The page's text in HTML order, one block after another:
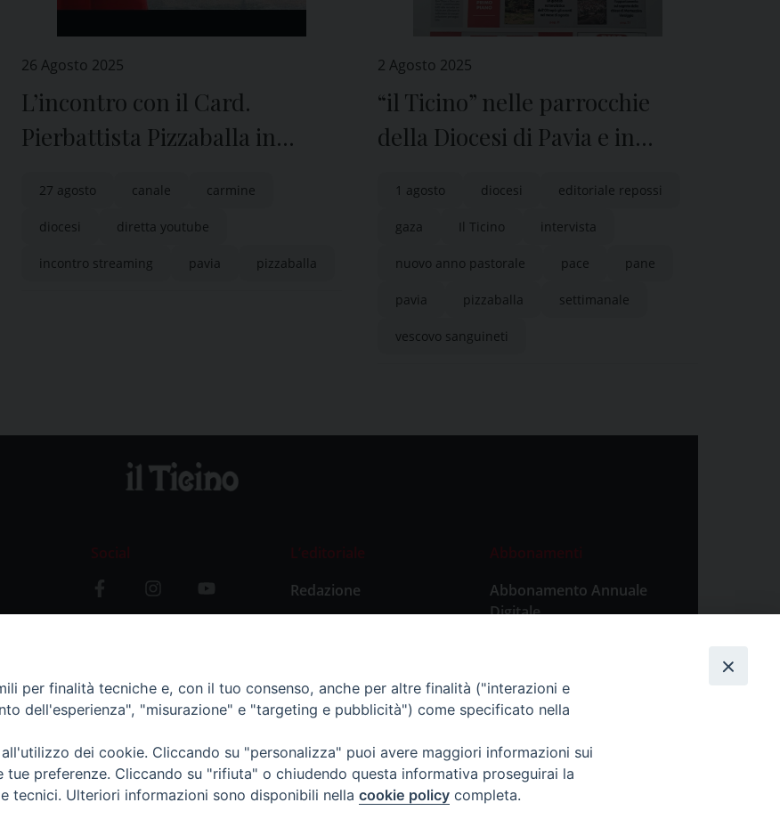
26 Agosto 2025
L’incontro con il Card.
Pierbattista Pizzaballa in
27 agosto canale carmine
diocesi diretta youtube
incontro streaming pavia pizzaballa
2 Agosto 2025
“il Ticino” nelle parrocchie
della Diocesi di Pavia e in
1 agosto diocesi editoriale repossi
gaza Il Ticino intervista
nuovo anno pastorale pace pane
pavia pizzaballa settimanale
vescovo sanguineti
Social
L’editoriale
Redazione
Storia
Abbonamenti
Abbonamento Annuale
Digitale
Abbonamento Singola
Copia Digitale
per finalità tecniche e, con il tuo consenso, anche per altre finalità ("interazioni e
dell'esperienza", "misurazione" e "targeting e pubblicità") come specificato nella
dei cookie. Cliccando su "personalizza" puoi avere maggiori informazioni sui
preferenze. Cliccando su "rifiuta" o chiudendo questa informativa proseguirai la
tecnici. Ulteriori informazioni sono disponibili nella cookie policy completa.